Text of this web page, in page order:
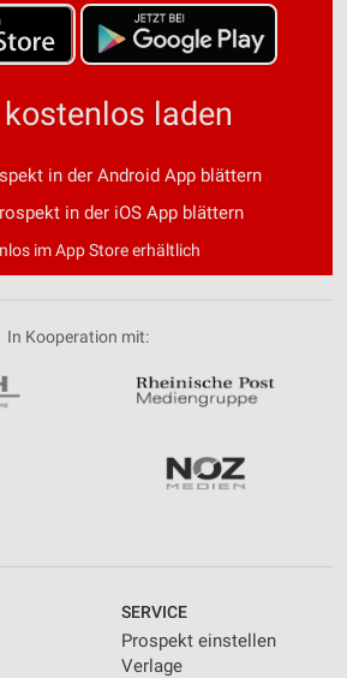
laden
in der Android App blättern
in der iOS App blättern
im App Store erhältlich
In Kooperation mit:
SERVICE
Prospekt einstellen
Verlage